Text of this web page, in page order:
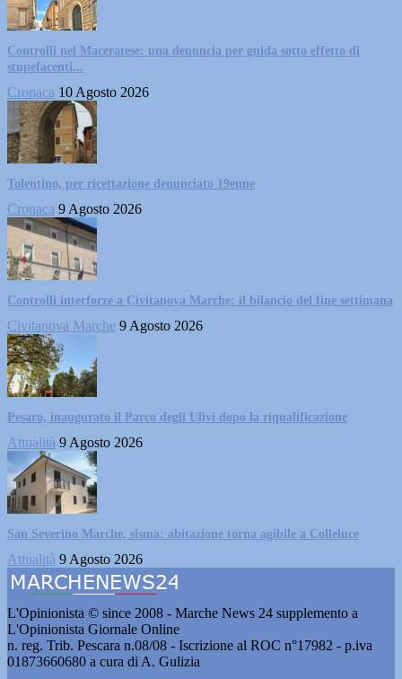
Controlli nel Maceratese: una denuncia per guida sotto effetto di
stupefacenti...
Cronaca 10 Agosto 2026
Tolentino, per ricettazione denunciato 19enne
Cronaca 9 Agosto 2026
Controlli interforze a Civitanova Marche: il bilancio del fine settimana
Civitanova Marche 9 Agosto 2026
Pesaro, inaugurato il Parco degli Ulivi dopo la riqualificazione
Attualità 9 Agosto 2026
San Severino Marche, sisma: abitazione torna agibile a Colleluce
Attualità 9 Agosto 2026
L'Opinionista © since 2008 - Marche News 24 supplemento a
L'Opinionista Giornale Online
n. reg. Trib. Pescara n.08/08 - Iscrizione al ROC n°17982 - p.iva
01873660680 a cura di A. Gulizia